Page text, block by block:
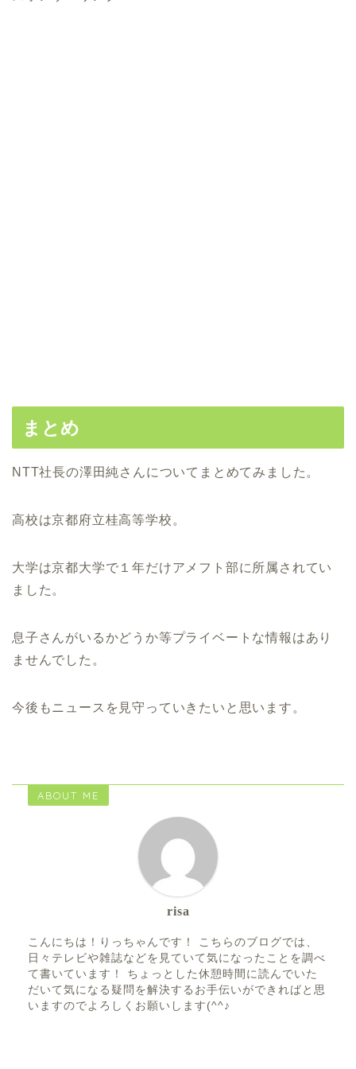
まとめ
NTT社長の澤田純さんについてまとめてみました。
高校は京都府立桂高等学校。
大学は京都大学で１年だけアメフト部に所属されてい
ました。
息子さんがいるかどうか等プライベートな情報はあり
ませんでした。
今後もニュースを見守っていきたいと思います。
ABOUT ME
risa
こんにちは！りっちゃんです！ こちらのブログでは、
日々テレビや雑誌などを見ていて気になったことを調べ
て書いています！ ちょっとした休憩時間に読んでいた
だいて気になる疑問を解決するお手伝いができればと思
いますのでよろしくお願いします(^^♪